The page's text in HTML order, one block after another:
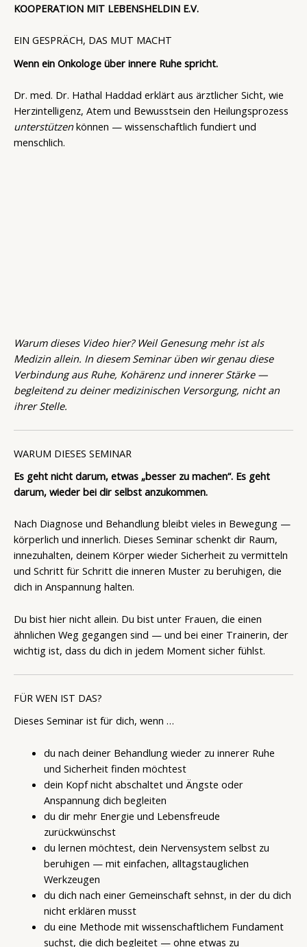
KOOPERATION MIT LEBENSHELDIN E.V.
EIN GESPRÄCH, DAS MUT MACHT
Wenn ein Onkologe über innere Ruhe spricht.
Dr. med. Dr. Hathal Haddad erklärt aus ärztlicher Sicht, wie
Herzintelligenz, Atem und Bewusstsein den Heilungsprozess
unterstützen können — wissenschaftlich fundiert und
menschlich.
Warum dieses Video hier? Weil Genesung mehr ist als
Medizin allein. In diesem Seminar üben wir genau diese
Verbindung aus Ruhe, Kohärenz und innerer Stärke —
begleitend zu deiner medizinischen Versorgung, nicht an
ihrer Stelle.
WARUM DIESES SEMINAR
Es geht nicht darum, etwas „besser zu machen“. Es geht
darum, wieder bei dir selbst anzukommen.
Nach Diagnose und Behandlung bleibt vieles in Bewegung —
körperlich und innerlich. Dieses Seminar schenkt dir Raum,
innezuhalten, deinem Körper wieder Sicherheit zu vermitteln
und Schritt für Schritt die inneren Muster zu beruhigen, die
dich in Anspannung halten.
Du bist hier nicht allein. Du bist unter Frauen, die einen
ähnlichen Weg gegangen sind — und bei einer Trainerin, der
wichtig ist, dass du dich in jedem Moment sicher fühlst.
FÜR WEN IST DAS?
Dieses Seminar ist für dich, wenn …
du nach deiner Behandlung wieder zu innerer Ruhe
und Sicherheit finden möchtest
dein Kopf nicht abschaltet und Ängste oder
Anspannung dich begleiten
du dir mehr Energie und Lebensfreude
zurückwünschst
du lernen möchtest, dein Nervensystem selbst zu
beruhigen — mit einfachen, alltagstauglichen
Werkzeugen
du dich nach einer Gemeinschaft sehnst, in der du dich
nicht erklären musst
du eine Methode mit wissenschaftlichem Fundament
suchst, die dich begleitet — ohne etwas zu